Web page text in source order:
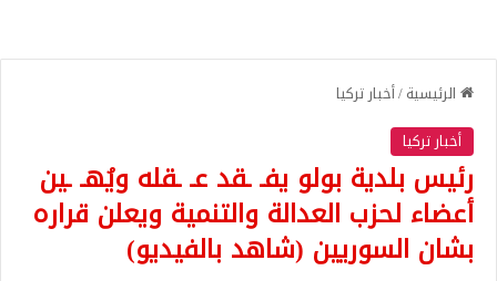
الرئيسية/أخبار تركيا
أخبار تركيا
رئيس بلدية بولو يفـ ـقد عـ ـقله ويُهـ ـين
أعضاء لحزب العدالة والتنمية ويعلن قراره
بشان السوريين (شاهد بالفيديو)